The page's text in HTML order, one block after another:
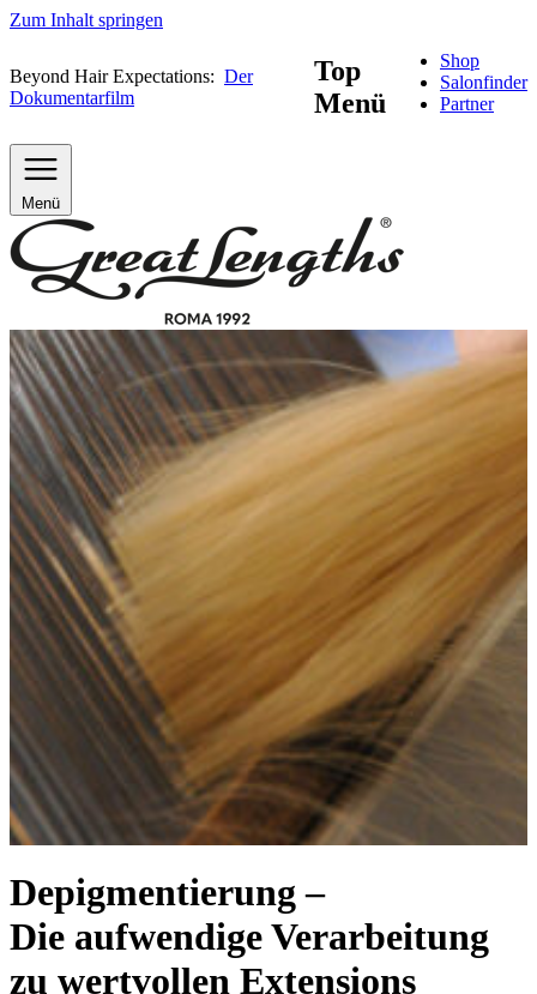
Zum Inhalt springen
Beyond Hair Expectations: Der
Dokumentarfilm
Top
Menü
Shop
Salonfinder
Partner
Menü
Depigmentierung –
Die aufwendige Verarbeitung
zu wertvollen Extensions